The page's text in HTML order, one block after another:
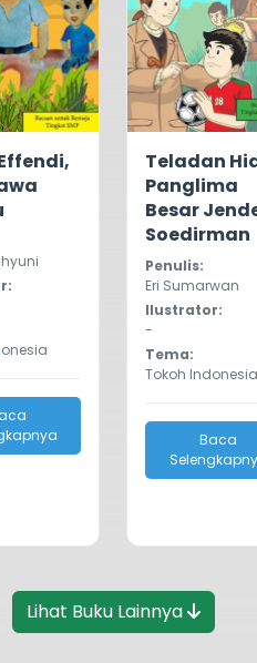
Teladan
Panglima
Besar
Soedirman
Penulis:
Eri Sumarwan
Ilustrator:
-
Tema:
Tokoh Indonesia
Baca
Lihat Buku Lainnya